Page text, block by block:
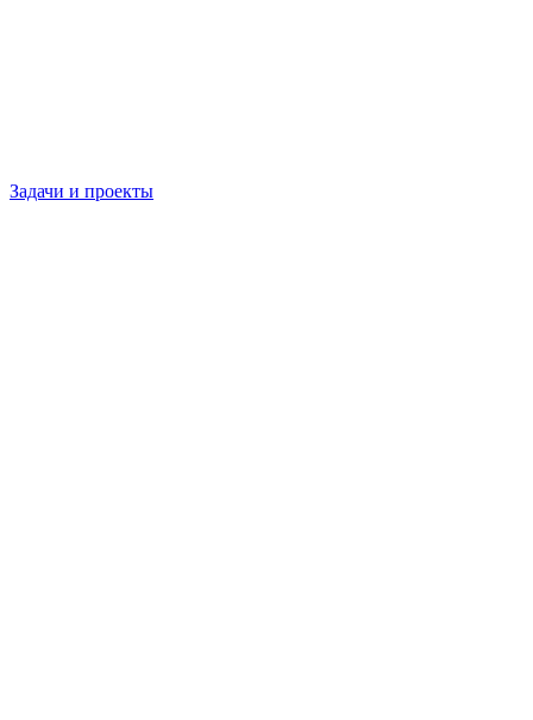
Задачи и проекты